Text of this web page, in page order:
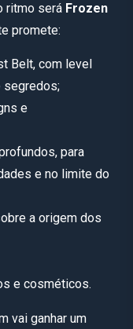
ritmo será Frozen
promete:
Belt, com level
segredos;
e
para
e no limite do
a origem dos
e cosméticos.
vai ganhar um